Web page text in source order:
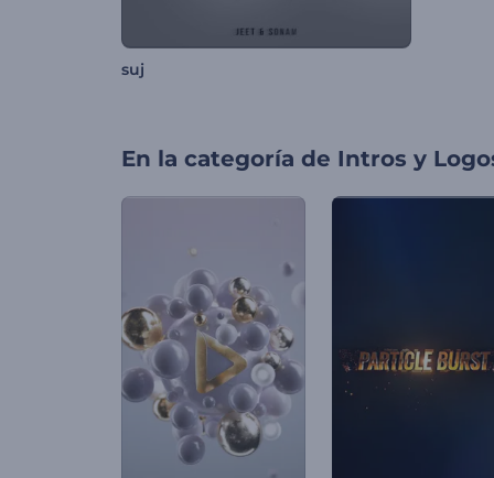
suj
En la categoría de Intros y